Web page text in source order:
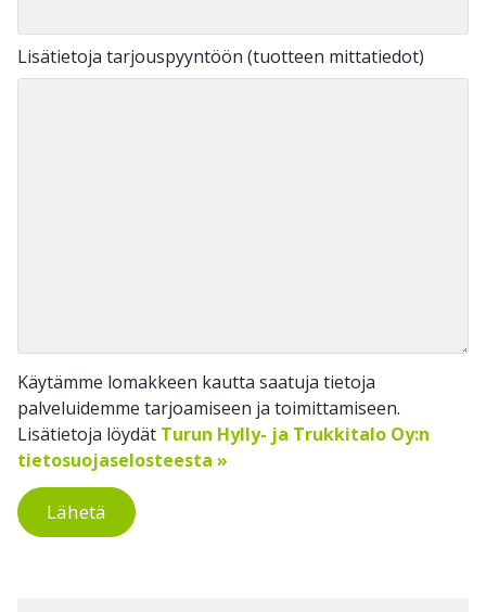
Lisätietoja tarjouspyyntöön (tuotteen mittatiedot)
Käytämme lomakkeen kautta saatuja tietoja
palveluidemme tarjoamiseen ja toimittamiseen.
Lisätietoja löydät Turun Hylly- ja Trukkitalo Oy:n
tietosuojaselosteesta »
Lähetä